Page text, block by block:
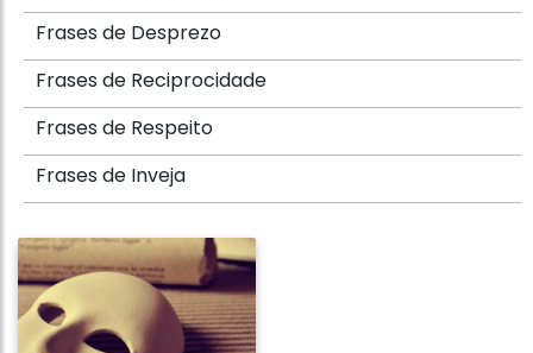
Frases de Desprezo
Frases de Reciprocidade
Frases de Respeito
Frases de Inveja